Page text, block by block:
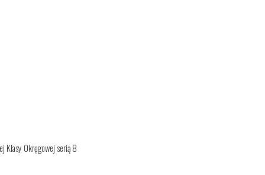
Klasy Okręgowej serią 8